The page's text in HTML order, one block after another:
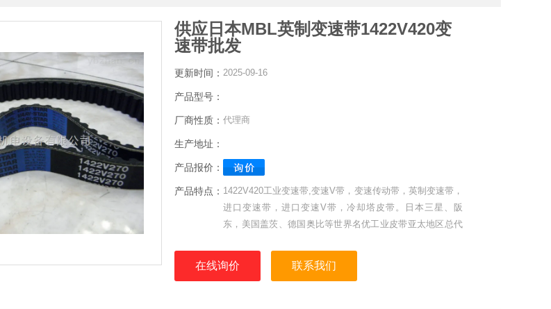
供应日本MBL英制变速带1422V420变
速带批发
更新时间： 2025-09-16
产品型号：
厂商性质： 代理商
生产地址：
产品报价：
产品特点： 1422V420工业变速带,变速V带，变速传动带，英制变速带，
进口变速带，进口变速V带，冷却塔皮带。日本三星、阪
东，美国盖茨、德国奥比等世界名优工业皮带亚太地区总代
在线询价 联系我们